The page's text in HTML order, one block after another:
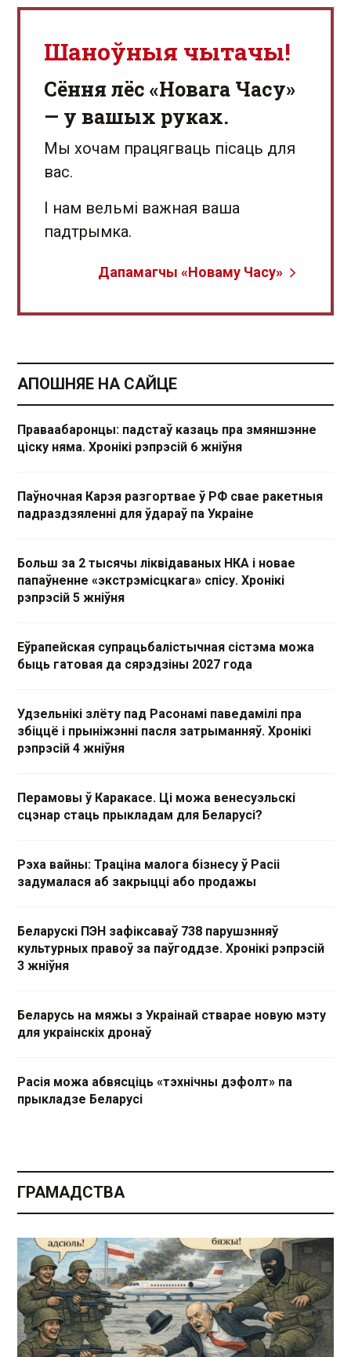
Шаноўныя чытачы!
Сёння лёс «Новага Часу»
— у вашых руках.
Мы хочам працягваць пісаць для
вас.
І нам вельмі важная ваша
падтрымка.
Дапамагчы «Новаму Часу»
АПОШНЯЕ НА САЙЦЕ
Праваабаронцы: падстаў казаць пра змяншэнне
ціску няма. Хронікі рэпрэсій 6 жніўня
Паўночная Карэя разгортвае ў РФ свае ракетныя
падраздзяленні для ўдараў па Украіне
Больш за 2 тысячы ліквідаваных НКА і новае
папаўненне «экстрэмісцкага» спісу. Хронікі
рэпрэсій 5 жніўня
Еўрапейская супрацьбалістычная сістэма можа
быць гатовая да сярэдзіны 2027 года
Удзельнікі злёту пад Расонамі паведамілі пра
збіццё і прыніжэнні пасля затрыманняў. Хронікі
рэпрэсій 4 жніўня
Перамовы ў Каракасе. Ці можа венесуэльскі
сцэнар стаць прыкладам для Беларусі?
Рэха вайны: Траціна малога бізнесу ў Расіі
задумалася аб закрыцці або продажы
Беларускі ПЭН зафіксаваў 738 парушэнняў
культурных правоў за паўгоддзе. Хронікі рэпрэсій
3 жніўня
Беларусь на мяжы з Украінай стварае новую мэту
для украінскіх дронаў
Расія можа абвясціць «тэхнічны дэфолт» па
прыкладзе Беларусі
ГРАМАДСТВА